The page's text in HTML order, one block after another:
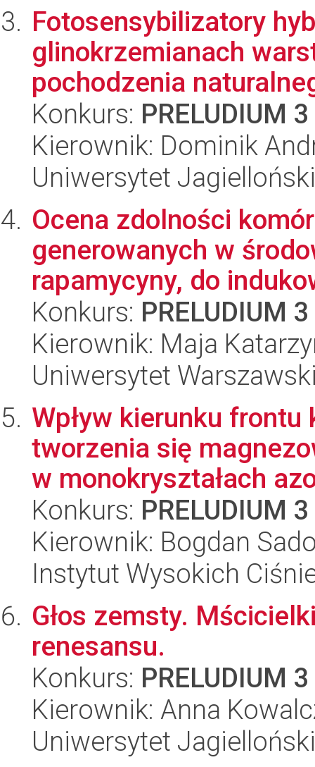
Fotosensybilizatory
glinokrzemianach
pochodzenia
Konkurs: PRELUDIUM 3
Kierownik: Dominik
Uniwersytet
Ocena zdolności
generowanych w
rapamycyny, do
Konkurs: PRELUDIUM 3
Kierownik: Maja
Uniwersytet
Wpływ kierunku
tworzenia się
w monokryształach
Konkurs: PRELUDIUM 3
Kierownik: Bogdan
Instytut Wysokich
Głos zemsty.
renesansu.
Konkurs: PRELUDIUM 3
Kierownik: Anna
Uniwersytet